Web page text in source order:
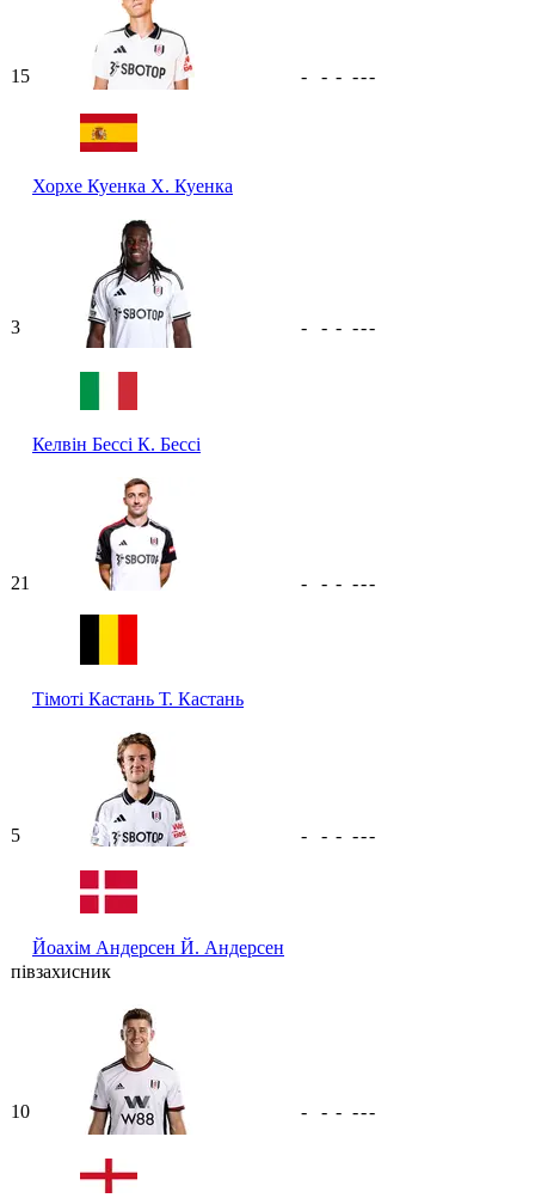
15
Хорхе Куенка Х. Куенка
- - - ---
3
Келвін Бессі К. Бессі
- - - ---
21
Тімоті Кастань Т. Кастань
- - - ---
5
Йоахім Андерсен Й. Андерсен
- - - ---
півзахисник
10 - - - ---